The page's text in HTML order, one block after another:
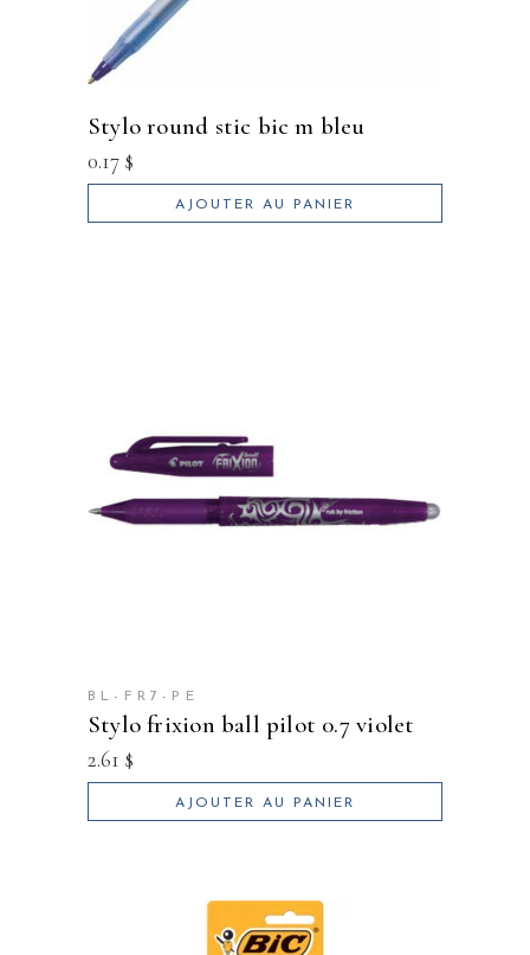
stylo round stic bic m bleu
0.17 $
AJOUTER AU PANIER
BL-FR7-PE
stylo frixion ball pilot 0.7 violet
2.61 $
AJOUTER AU PANIER